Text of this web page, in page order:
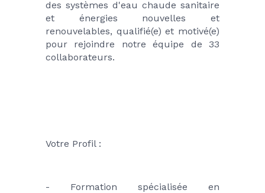
des systèmes d'eau chaude sanitaire
et énergies nouvelles et
renouvelables, qualifié(e) et motivé(e)
pour rejoindre notre équipe de 33
collaborateurs.
Votre Profil :
- Formation spécialisée en